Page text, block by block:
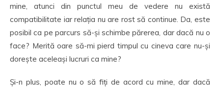
mine, atunci din punctul meu de vedere nu există
compatibilitate iar relația nu are rost să continue. Da, este
posibil ca pe parcurs să-și schimbe părerea, dar dacă nu o
face? Merită oare să-mi pierd timpul cu cineva care nu-și
dorește aceleași lucruri ca mine?
Și-n plus, poate nu o să fiți de acord cu mine, dar dacă